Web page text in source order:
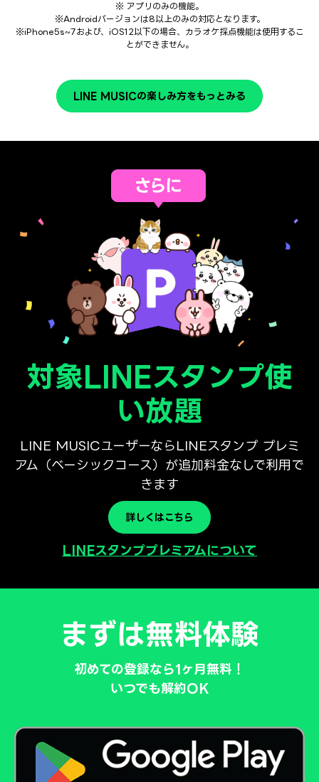
※ アプリのみの機能。
※Androidバージョンは8以上のみの対応となります。
※iPhone5s~7および、iOS12以下の場合、カラオケ採点機能は使用するこ
とができません。
LINE MUSICの楽しみ方をもっとみる
対象LINEスタンプ使
い放題
LINE MUSICユーザーならLINEスタンプ プレミ
アム（ベーシックコース）が追加料金なしで利用で
きます
詳しくはこちら
LINEスタンププレミアムについて
まずは無料体験
初めての登録なら1ヶ月無料！
いつでも解約OK